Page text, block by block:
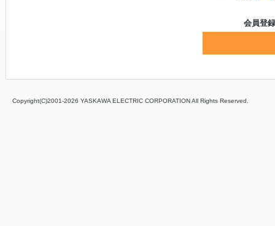
会員登
Copyright(C)2001‐2026 YASKAWA ELECTRIC CORPORATION All Rights Reserved.